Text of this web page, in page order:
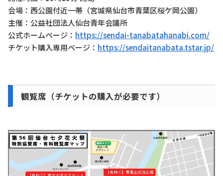
会場：西公園付近一帯（宮城県仙台市青葉区桜ケ岡公園）
主催：公益社団法人仙台青年会議所
公式ホームページ： https://sendai-tanabatahanabi.com/
チケット購入専用ページ： https://sendaitanabata.tstar.jp/
観覧席（チケットの購入が必要です）